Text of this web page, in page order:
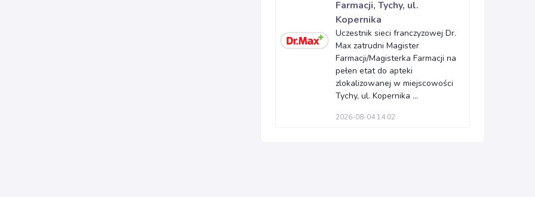
Farmacji, Tychy, ul.
Kopernika
Uczestnik sieci franczyzowej Dr.
Max zatrudni Magister
Farmacji/Magisterka Farmacji na
pełen etat do apteki
zlokalizowanej w miejscowości
Tychy, ul. Kopernika ...
2026-08-04 14:02